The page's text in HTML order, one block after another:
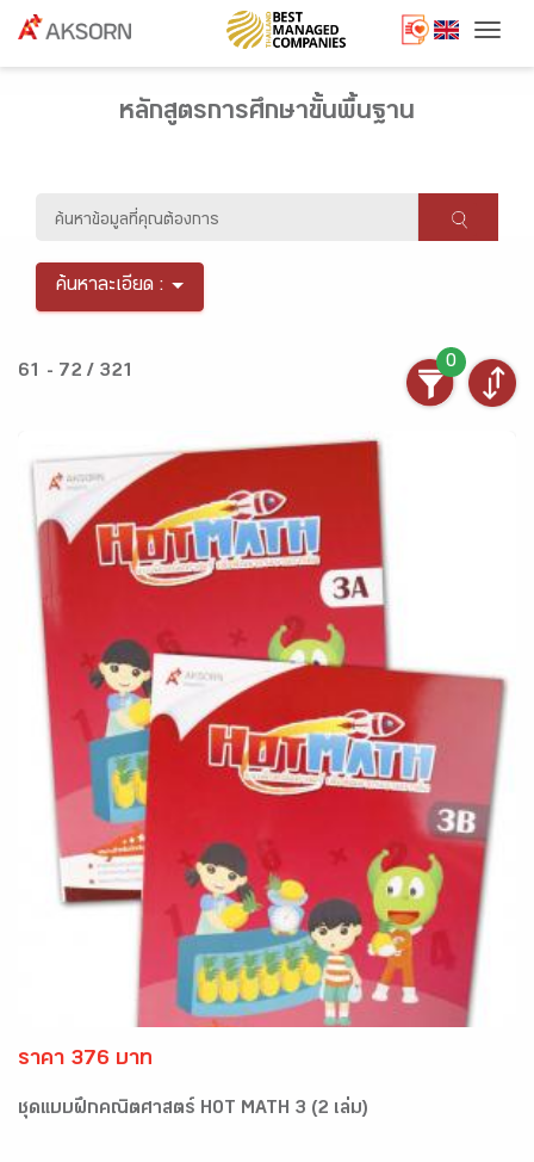
หลักสูตรการศึกษาขั้นพื้นฐาน
ค้นหาละเอียด :
61 - 72 / 321
0
ราคา 376 บาท
ชุดแบบฝึกคณิตศาสตร์ HOT MATH 3 (2 เล่ม)